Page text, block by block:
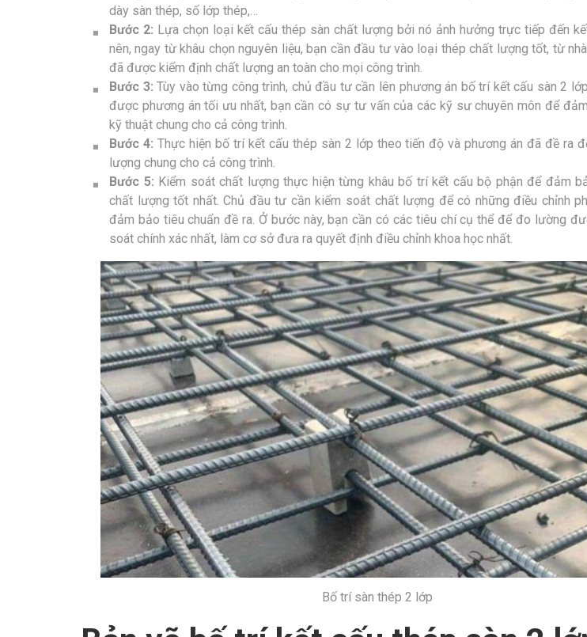
dày sàn thép, số lớp thép,…
Bước 2: Lựa chọn loại kết cấu thép sàn chất lượng bởi nó ảnh hưởng trực tiếp đến
nên, ngay từ khâu chọn nguyên liệu, bạn cần đầu tư vào loại thép chất lượng tốt, từ
đã được kiểm định chất lượng an toàn cho mọi công trình.
Bước 3: Tùy vào từng công trình, chủ đầu tư cần lên phương án bố trí kết cấu sàn 2
được phương án tối ưu nhất, bạn cần có sự tư vấn của các kỹ sư chuyên môn để
kỹ thuật chung cho cả công trình.
Bước 4: Thực hiện bố trí kết cấu thép sàn 2 lớp theo tiến độ và phương án đã đề ra
lượng chung cho cả công trình.
Bước 5: Kiểm soát chất lượng thực hiện từng khâu bố trí kết cấu bộ phận để đảm
chất lượng tốt nhất. Chủ đầu tư cần kiểm soát chất lượng để có những điều chỉnh
đảm bảo tiêu chuẩn đề ra. Ở bước này, bạn cần có các tiêu chí cụ thể để đo lường
soát chính xác nhất, làm cơ sở đưa ra quyết định điều chỉnh khoa học nhất.
Bố trí sàn thép 2 lớp